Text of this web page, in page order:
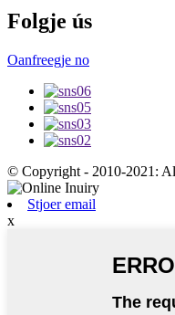
Folgje ús
Oanfreegje no
© Copyright - 2010-2021:
Stjoer email
x